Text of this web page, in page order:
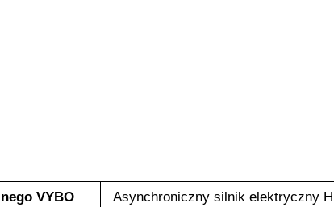
VYBO Asynchroniczny silnik elektryczny